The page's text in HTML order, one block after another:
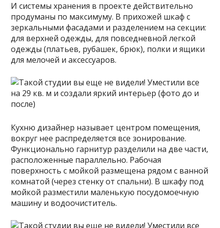
И системы хранения в проекте действительно
продуманы по максимуму. В прихожей шкаф с
зеркальными фасадами и разделением на секции:
для верхней одежды, для повседневной легкой
одежды (платьев, рубашек, брюк), полки и ящики
для мелочей и аксессуаров.
Кухню дизайнер называет центром помещения,
вокруг нее распределяется все зонирование.
Функционально гарнитур разделили на две части,
расположенные параллельно. Рабочая
поверхность с мойкой размещена рядом с ванной
комнатой (через стенку от спальни). В шкафу под
мойкой разместили маленькую посудомоечную
машину и водоочиститель.